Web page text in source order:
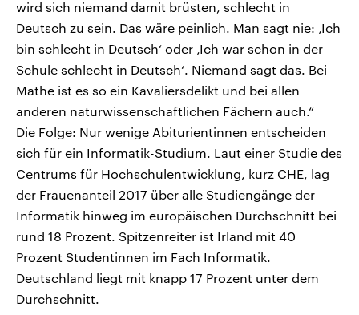
wird sich niemand damit brüsten, schlecht in
Deutsch zu sein. Das wäre peinlich. Man sagt nie: ‚Ich
bin schlecht in Deutsch‘ oder ‚Ich war schon in der
Schule schlecht in Deutsch‘. Niemand sagt das. Bei
Mathe ist es so ein Kavaliersdelikt und bei allen
anderen naturwissenschaftlichen Fächern auch.“
Die Folge: Nur wenige Abiturientinnen entscheiden
sich für ein Informatik-Studium. Laut einer Studie des
Centrums für Hochschulentwicklung, kurz CHE, lag
der Frauenanteil 2017 über alle Studiengänge der
Informatik hinweg im europäischen Durchschnitt bei
rund 18 Prozent. Spitzenreiter ist Irland mit 40
Prozent Studentinnen im Fach Informatik.
Deutschland liegt mit knapp 17 Prozent unter dem
Durchschnitt.